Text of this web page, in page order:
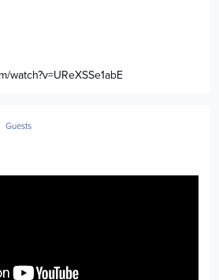
watch?v=UReXSSe1abE
Guests